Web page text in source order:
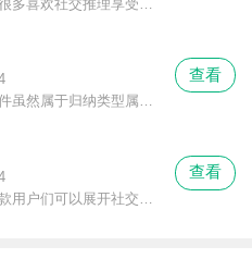
剧本杀手机版这款软件虽然属于归纳类型属于社交，但其实软件上的社交并不像现实中或者微信上那样的公式化社交，而是充满了很多游戏元素，让小编来跟各位针对这个元素来唠唠嗑。
查看
查看